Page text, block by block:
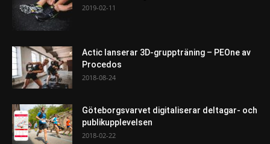
2019-02-11
Actic lanserar 3D-gruppträning – PEOne av
Procedos
2018-08-24
Göteborgsvarvet digitaliserar deltagar- och
publikupplevelsen
2018-02-22